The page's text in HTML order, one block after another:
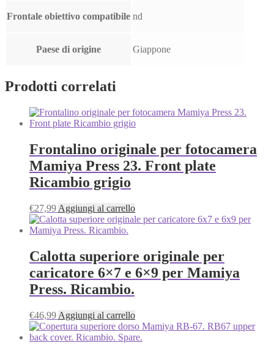
Frontale obiettivo compatibile nd
Paese di origine Giappone
Prodotti correlati
Frontalino originale per fotocamera
Mamiya Press 23. Front plate
Ricambio grigio
€27,99 Aggiungi al carrello
Calotta superiore originale per
caricatore 6×7 e 6×9 per Mamiya
Press. Ricambio.
€46,99 Aggiungi al carrello